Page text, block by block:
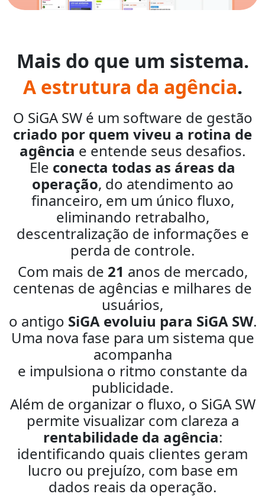
Mais do que um sistema.
A estrutura da agência.
O SiGA SW é um software de gestão
criado por quem viveu a rotina de
agência e entende seus desafios.
Ele conecta todas as áreas da
operação, do atendimento ao
financeiro, em um único fluxo,
eliminando retrabalho,
descentralização de informações e
perda de controle.
Com mais de 21 anos de mercado,
centenas de agências e milhares de
usuários,
o antigo SiGA evoluiu para SiGA SW.
Uma nova fase para um sistema que
acompanha
e impulsiona o ritmo constante da
publicidade.
Além de organizar o fluxo, o SiGA SW
permite visualizar com clareza a
rentabilidade da agência:
identificando quais clientes geram
lucro ou prejuízo, com base em
dados reais da operação.